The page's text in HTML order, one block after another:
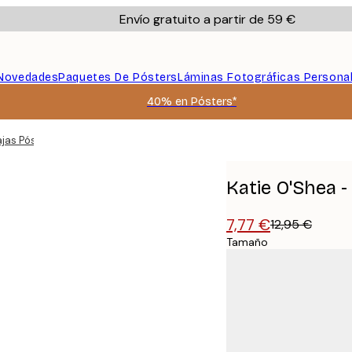
Envío gratuito a partir de 59 €
Paquetes De PóstersLáminas Fotográficas
40% en Pósters*
Póster
Katie O'Shea
7,77 €12,95 €
Tamaño